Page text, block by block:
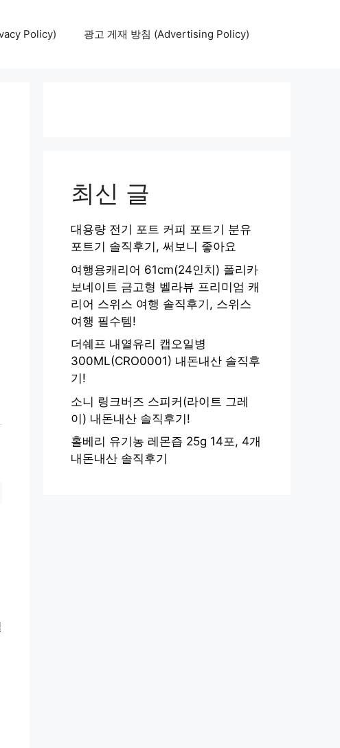
Policy) 광고 게재 방침 (Advertising Policy)
최신 글
대용량 전기 포트 커피 포트기 분유
포트기 솔직후기, 써보니 좋아요
여행용캐리어 61cm(24인치) 폴리카
보네이트 금고형 벨라뷰 프리미엄 캐
리어 스위스 여행 솔직후기, 스위스
여행 필수템!
더쉐프 내열유리 캡오일병
300ML(CRO0001) 내돈내산 솔직후
기!
소니 링크버즈 스피커(라이트 그레
이) 내돈내산 솔직후기!
홀베리 유기농 레몬즙 25g 14포, 4개
내돈내산 솔직후기